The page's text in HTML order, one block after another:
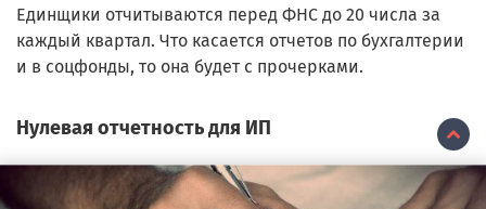
Единщики отчитываются перед ФНС до 20 числа за
каждый квартал. Что касается отчетов по бухгалтерии
и в соцфонды, то она будет с прочерками.
Нулевая отчетность для ИП